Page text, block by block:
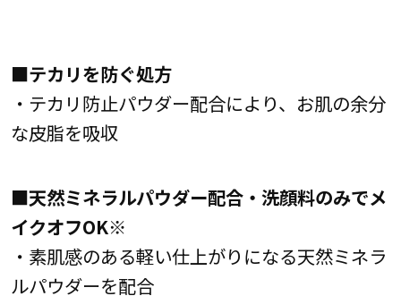
■テカリを防ぐ処方
・テカリ防止パウダー配合により、お肌の余分
な皮脂を吸収
■天然ミネラルパウダー配合・洗顔料のみでメ
イクオフOK※
・素肌感のある軽い仕上がりになる天然ミネラ
ルパウダーを配合